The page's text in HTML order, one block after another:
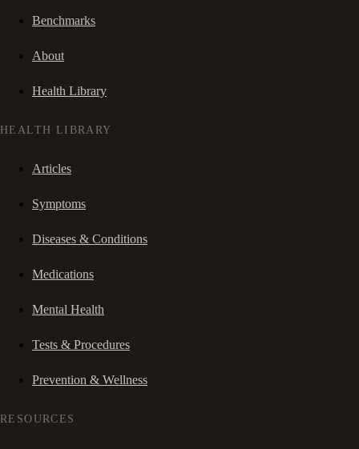
Benchmarks
About
Health Library
HEALTH LIBRARY
Articles
Symptoms
Diseases & Conditions
Medications
Mental Health
Tests & Procedures
Prevention & Wellness
RESOURCES